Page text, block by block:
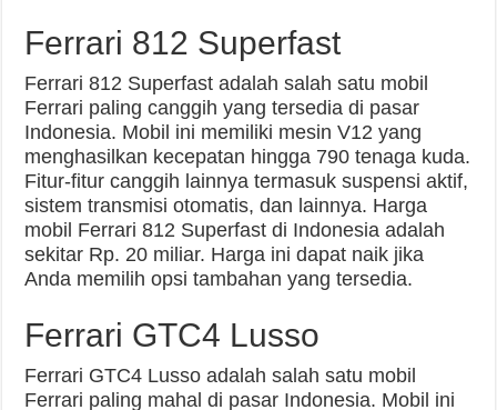
Ferrari 812 Superfast
Ferrari 812 Superfast adalah salah satu mobil
Ferrari paling canggih yang tersedia di pasar
Indonesia. Mobil ini memiliki mesin V12 yang
menghasilkan kecepatan hingga 790 tenaga kuda.
Fitur-fitur canggih lainnya termasuk suspensi aktif,
sistem transmisi otomatis, dan lainnya. Harga
mobil Ferrari 812 Superfast di Indonesia adalah
sekitar Rp. 20 miliar. Harga ini dapat naik jika
Anda memilih opsi tambahan yang tersedia.
Ferrari GTC4 Lusso
Ferrari GTC4 Lusso adalah salah satu mobil
Ferrari paling mahal di pasar Indonesia. Mobil ini